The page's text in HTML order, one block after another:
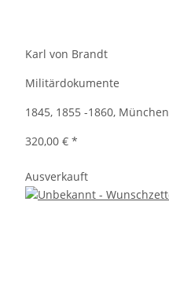
Karl von Brandt
Militärdokumente
1845, 1855 -1860, München
320,00 € *
Ausverkauft